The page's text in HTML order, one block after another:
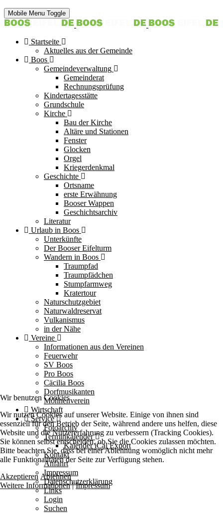
Mobile Menu Toggle
Startseite
Aktuelles aus der Gemeinde
Boos
Gemeindeverwaltung
Gemeinderat
Rechnungsprüfung
Kindertagesstätte
Grundschule
Kirche
Bau der Kirche
Altäre und Stationen
Fenster
Glocken
Orgel
Kriegerdenkmal
Geschichte
Ortsname
erste Erwähnung
Booser Wappen
Geschichtsarchiv
Literatur
Urlaub in Boos
Unterkünfte
Der Booser Eifelturm
Wandern in Boos
Traumpfad
Traumpfädchen
Stumpfarmweg
Kratertour
Naturschutzgebiet
Naturwaldreservat
Vulkanismus
in der Nähe
Vereine
Informationen aus den Vereinen
Feuerwehr
SV Boos
Pro Boos
Cäcilia Boos
Dorfmusikanten
Möhnenverein
Wirtschaft
Service
Fotoarchiv
Terminkalender
Kalender iCal Export
Kontakt
Anfahrt
Impressum
Datenschutzerklärung
Links
Login
Suchen
Wir benutzen Cookies
Wir nutzen Cookies auf unserer Website. Einige von ihnen sind
essenziell für den Betrieb der Seite, während andere uns helfen, diese
Website und die Nutzererfahrung zu verbessern (Tracking Cookies).
Sie können selbst entscheiden, ob Sie die Cookies zulassen möchten.
Bitte beachten Sie, dass bei einer Ablehnung womöglich nicht mehr
alle Funktionalitäten der Seite zur Verfügung stehen.
Akzeptieren Ablehnen
Weitere Informationen|Impressum